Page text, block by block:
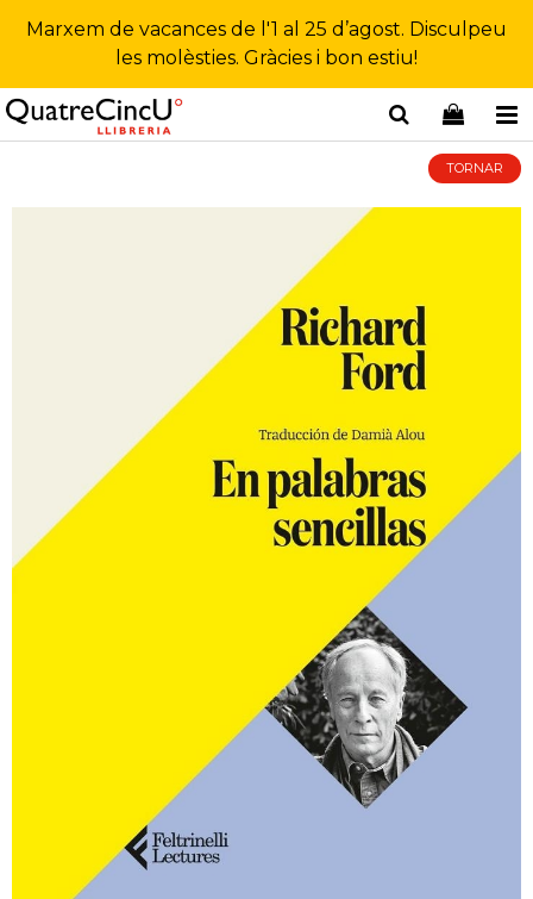
Marxem de vacances de l'1 al 25 d’agost. Disculpeu
les molèsties. Gràcies i bon estiu!
TORNAR